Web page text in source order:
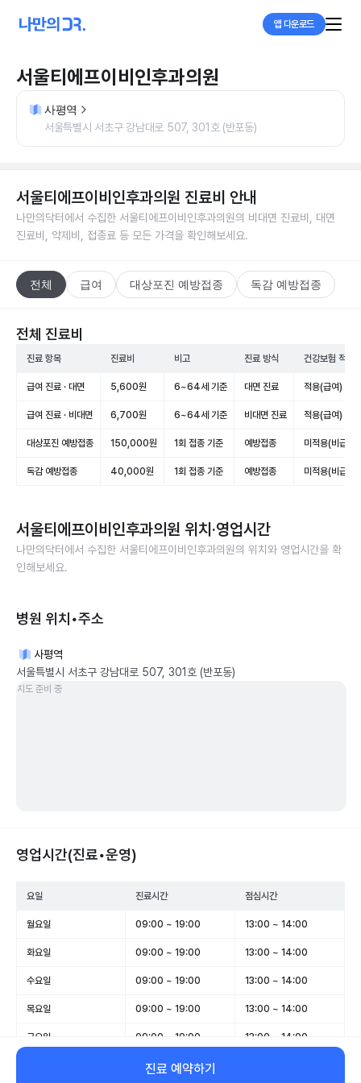
앱 다운로드
서울티에프이비인후과의원
사평역
서울특별시 서초구 강남대로 507, 301호 (반포동)
서울티에프이비인후과의원 진료비 안내
나만의닥터에서 수집한 서울티에프이비인후과의원의 비대면 진료비, 대면
진료비, 약제비, 접종료 등 모든 가격을 확인해보세요.
전체 급여 대상포진 예방접종 독감 예방접종
전체 진료비
진료 항목 진료비 비고 진료 방식 건강보험 적용
급여 진료 · 대면 5,600원 6~64세 기준 대면 진료 적용(급여)
급여 진료 · 비대면 6,700원 6~64세 기준 비대면 진료 적용(급여)
대상포진 예방접종 150,000원 1회 접종 기준 예방접종 미적용(비급여)
독감 예방접종 40,000원 1회 접종 기준 예방접종 미적용(비급여)
서울티에프이비인후과의원 위치·영업시간
나만의닥터에서 수집한 서울티에프이비인후과의원의 위치와 영업시간을 확
인해보세요.
병원 위치•주소
사평역
서울특별시 서초구 강남대로 507, 301호 (반포동)
지도 준비 중
영업시간(진료•운영)
요일 진료시간 점심시간
월요일 09:00 ~ 19:00 13:00 ~ 14:00
화요일 09:00 ~ 19:00 13:00 ~ 14:00
수요일 09:00 ~ 19:00 13:00 ~ 14:00
목요일 09:00 ~ 19:00 13:00 ~ 14:00
금요일 09:00 ~ 19:00 13:00 ~ 14:00
09:00 ~ 15:00
진료 예약하기